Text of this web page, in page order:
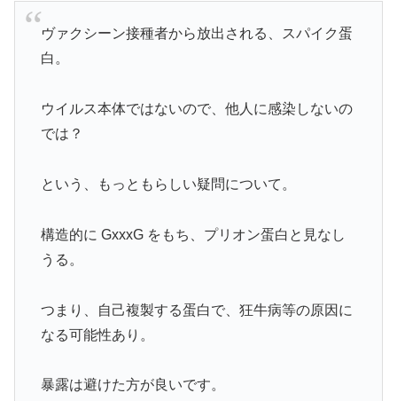
ヴァクシーン接種者から放出される、スパイク蛋
白。
ウイルス本体ではないので、他人に感染しないの
では？
という、もっともらしい疑問について。
構造的に GxxxG をもち、プリオン蛋白と見なし
うる。
つまり、自己複製する蛋白で、狂牛病等の原因に
なる可能性あり。
暴露は避けた方が良いです。